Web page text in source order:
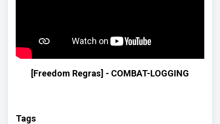
[Freedom Regras] - COMBAT-LOGGING
Tags